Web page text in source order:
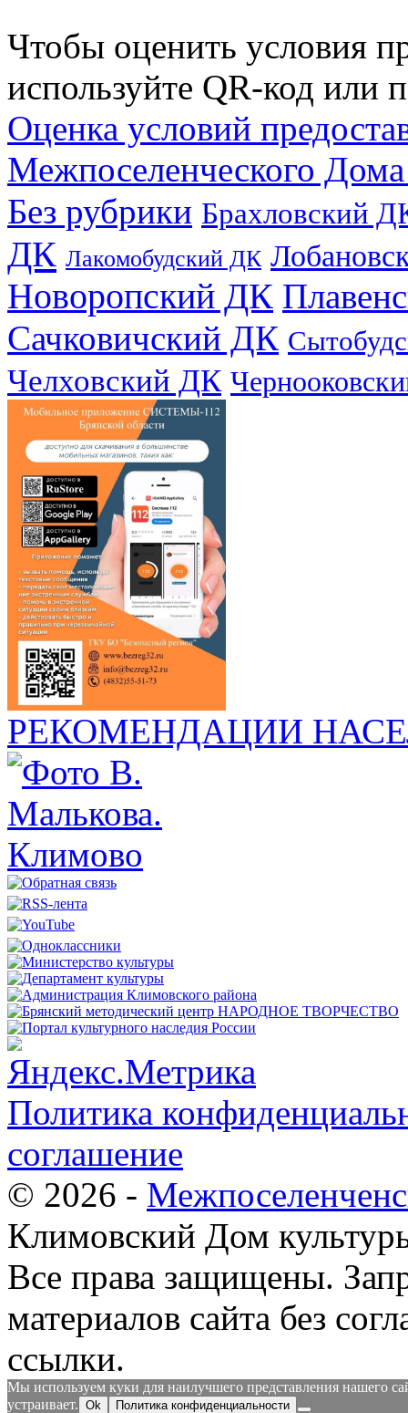
Чтобы оценить условия
используйте QR-код или
Оценка условий
Межпоселенческого
Без рубрики Брахловский
ДК Лакомобудский ДК
Новоропский ДК
Сачковичский ДК
Челховский ДК
РЕКОМЕНДАЦИИ
Политика
соглашение
© 2026 -
Климовский Дом
Все права защищены.
материалов сайта без
ссылки.
Мы используем куки для наилучшего представления нашего
устраивает. Ok Политика конфиденциальности